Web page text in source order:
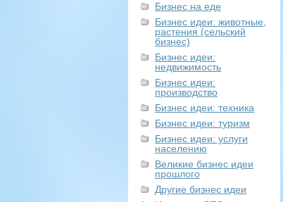
Бизнес на еде
Бизнес идеи: животные,
растения (сельский
бизнес)
Бизнес идеи:
недвижимость
Бизнес идеи:
производство
Бизнес идеи: техника
Бизнес идеи: туризм
Бизнес идеи: услуги
населению
Великие бизнес идеи
прошлого
Другие бизнес идеи